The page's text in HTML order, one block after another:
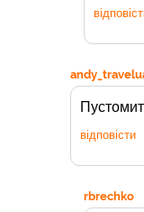
відповісти
rbrechko